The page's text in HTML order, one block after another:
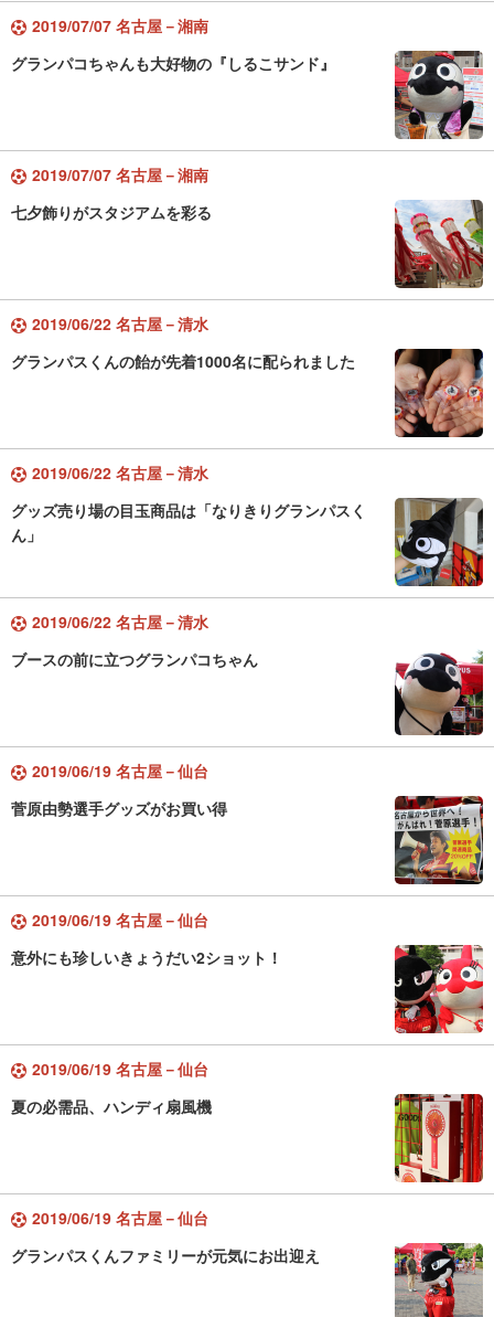
2019/07/07 名古屋－湘南
グランパコちゃんも大好物の『しるこサンド』
2019/07/07 名古屋－湘南
七夕飾りがスタジアムを彩る
2019/06/22 名古屋－清水
グランパスくんの飴が先着1000名に配られました
2019/06/22 名古屋－清水
グッズ売り場の目玉商品は「なりきりグランパスく
ん」
2019/06/22 名古屋－清水
ブースの前に立つグランパコちゃん
2019/06/19 名古屋－仙台
菅原由勢選手グッズがお買い得
2019/06/19 名古屋－仙台
意外にも珍しいきょうだい2ショット！
2019/06/19 名古屋－仙台
夏の必需品、ハンディ扇風機
2019/06/19 名古屋－仙台
グランパスくんファミリーが元気にお出迎え